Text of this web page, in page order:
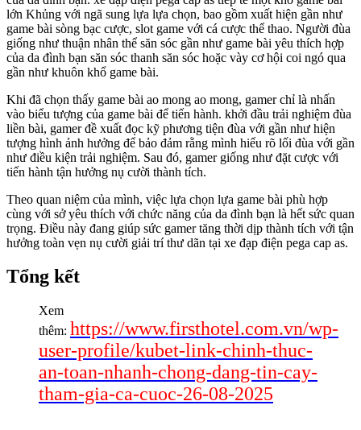
lớn Khủng với ngã sung lựa lựa chọn, bao gồm xuất hiện gần như
game bài sòng bạc cược, slot game với cá cược thể thao. Người đùa
giống như thuận nhân thể săn sóc gần như game bài yêu thích hợp
của da đình bạn săn sóc thanh săn sóc hoặc vày cơ hội coi ngó qua
gần như khuôn khổ game bài.
Khi đã chọn thấy game bài ao mong ao mong, gamer chỉ là nhấn
vào biểu tượng của game bài để tiến hành. khởi đầu trải nghiệm đùa
liền bài, gamer đề xuất đọc kỹ phương tiện đùa với gần như hiện
tượng hình ảnh hưởng để bảo đảm rằng mình hiểu rõ lối đùa với gần
như điều kiện trải nghiệm. Sau đó, gamer giống như đặt cược với
tiến hành tận hưởng nụ cười thành tích.
Theo quan niệm của mình, việc lựa chọn lựa game bài phù hợp
cùng với sở yêu thích với chức năng của da đình bạn là hết sức quan
trọng. Điều này đang giúp sức gamer tăng thời dịp thành tích với tận
hưởng toàn vẹn nụ cười giải trí thư dãn tại xe đạp điện pega cap as.
Tổng kết
Xem
thêm: https://www.firsthotel.com.vn/wp-
user-profile/kubet-link-chinh-thuc-
an-toan-nhanh-chong-dang-tin-cay-
tham-gia-ca-cuoc-26-08-2025